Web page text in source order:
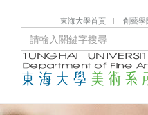
東海大學首頁 創藝學